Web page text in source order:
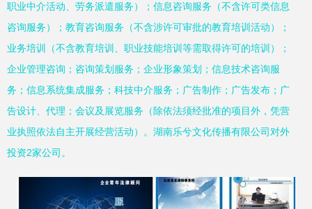
职业中介活动、劳务派遣服务）；信息咨询服务（不含许可类信息
咨询服务）；教育咨询服务（不含涉许可审批的教育培训活动）；
业务培训（不含教育培训、职业技能培训等需取得许可的培训）；
企业管理咨询；咨询策划服务；企业形象策划；信息技术咨询服
务；信息系统集成服务；科技中介服务；广告制作；广告发布；广
告设计、代理；会议及展览服务（除依法须经批准的项目外，凭营
业执照依法自主开展经营活动）。湖南乐兮文化传播有限公司对外
投资2家公司。